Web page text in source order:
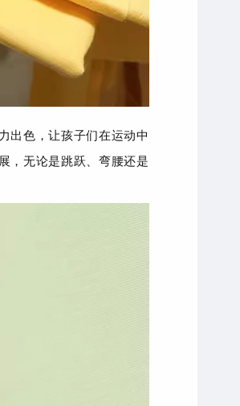
出色，让孩子们在运动中
，无论是跳跃、弯腰还是